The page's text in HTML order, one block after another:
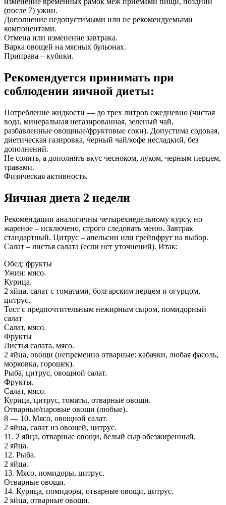
(после 7) ужин.
Дополнение недопустимыми или не рекомендуемыми
компонентами.
Отмена или изменение завтрака.
Варка овощей на мясных бульонах.
Приправа – кубики.
Рекомендуется принимать при
соблюдении яичной диеты:
Потребление жидкости — до трех литров ежедневно (чистая
вода, минеральная негазированная, зеленый чай,
разбавленные овощные/фруктовые соки). Допустима содовая,
диетическая газировка, черный чай/кофе несладкий, без
дополнений.
Не солить, а дополнять вкус чесноком, луком, черным перцем,
травами.
Физическая активность.
Яичная диета 2 недели
Рекомендации аналогичны четырехнедельному курсу, но
жареное – исключено, строго следовать меню. Завтрак
стандартный. Цитрус – апельсин или грейпфрут на выбор.
Салат – листья салата (если нет уточнений). Итак:
Обед: фрукты
Ужин: мясо.
Курица.
2 яйца, салат с томатами, болгарским перцем и огурцом,
цитрус.
Тост с предпочтительным нежирным сыром, помидорный
салат
Салат, мясо.
Фрукты
Листья салата, мясо.
2 яйца, овощи (непременно отварные: кабачки, любая фасоль,
морковка, горошек).
Рыба, цитрус, овощной салат.
Фрукты.
Салат, мясо.
Курица, цитрус, томаты, отварные овощи.
Отварные/паровые овощи (любые).
8 — 10. Мясо, овощной салат.
2 яйца, салат из овощей, цитрус.
11. 2 яйца, отварные овощи, белый сыр обезжиренный.
2 яйца.
12. Рыба.
2 яйца.
13. Мясо, помидоры, цитрус.
Отварные овощи.
14. Курица, помидоры, отварные овощи, цитрус.
2 яйца, отварные овощи.